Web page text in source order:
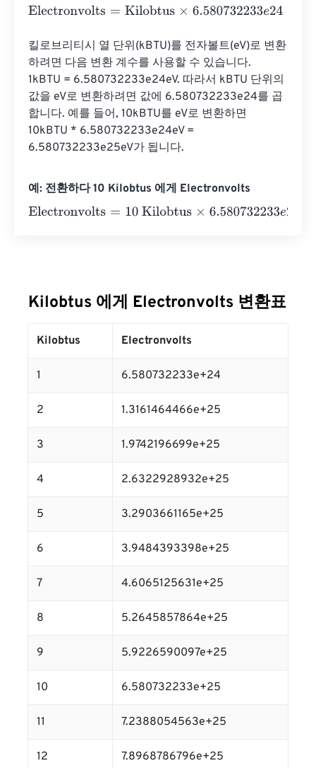
Electronvolts=Kilobtus×6.580732233e24
킬로브리티시 열 단위(kBTU)를 전자볼트(eV)로 변환
하려면 다음 변환 계수를 사용할 수 있습니다.
1kBTU = 6.580732233e24eV. ​​따라서 kBTU 단위의
값을 eV로 변환하려면 값에 6.580732233e24를 곱
합니다. 예를 들어, 10kBTU를 eV로 변환하면
10kBTU * 6.580732233e24eV =
6.580732233e25eV가 됩니다.
예: 전환하다 10 Kilobtus 에게 Electronvolts
Electronvolts=10 Kilobtus×6.580732233e24=
Kilobtus 에게 Electronvolts 변환표
Kilobtus Electronvolts
1 6.580732233e+24
2 1.3161464466e+25
3 1.9742196699e+25
4 2.6322928932e+25
5 3.2903661165e+25
6 3.9484393398e+25
7 4.6065125631e+25
8 5.2645857864e+25
9 5.9226590097e+25
10 6.580732233e+25
11 7.2388054563e+25
12 7.8968786796e+25